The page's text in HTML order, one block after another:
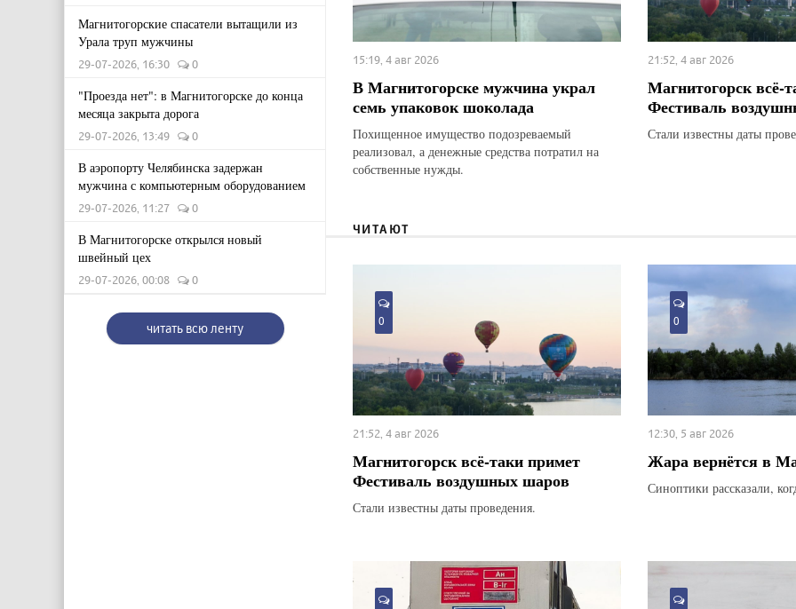
Магнитогорские спасатели вытащили из
Урала труп мужчины
29-07-2026, 16:30 0
"Проезда нет": в Магнитогорске до конца
месяца закрыта дорога
29-07-2026, 13:49 0
В аэропорту Челябинска задержан
мужчина с компьютерным оборудованием
29-07-2026, 11:27 0
В Магнитогорске открылся новый
швейный цех
29-07-2026, 00:08 0
читать всю ленту
15:19, 4 авг 2026
В Магнитогорске мужчина украл
семь упаковок шоколада
Похищенное имущество подозреваемый
реализовал, а денежные средства потратил на
собственные нужды.
21:52, 4 авг 2026
Магнитогорск всё-
Фестиваль
Стали известны даты
ЧИТАЮТ
0
21:52, 4 авг 2026
Магнитогорск всё-таки примет
Фестиваль воздушных шаров
Стали известны даты проведения.
0
12:30, 5 авг 2026
Жара вернётся в
Синоптики рассказали,